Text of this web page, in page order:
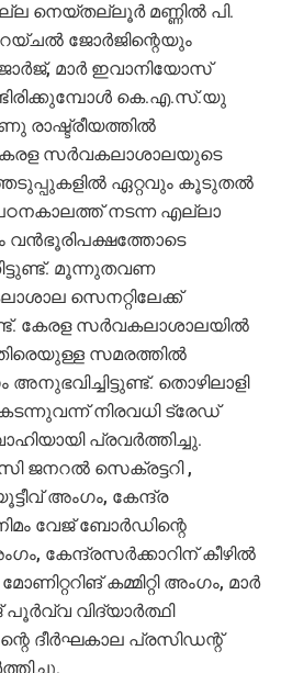
നെയ്തല്ലൂർ മണ്ണിൽ പി.
ജോർജിന്റെയും
മാർ ഇവാനിയോസ്
കെ.എ.സ്‌.യു
രാഷ്ട്രീയത്തിൽ
‍കേരള സര്‍വകലാശാലയുടെ
ഏറ്റവും കൂടുതൽ
നടന്ന എല്ലാ
വന്‍ഭൂരിപക്ഷത്തോടെ
മൂന്നുതവണ
സെനറ്റിലേക്ക്
കേരള സർവകലാശാലയിൽ
സമരത്തിൽ
തൊഴിലാളി
നിരവധി ട്രേഡ്
പ്രവര്‍ത്തിച്ചു.
ജനറൽ സെക്രട്ടറി ,
അംഗം, കേന്ദ്ര
വേജ് ബോർഡിന്റെ
കേന്ദ്രസർക്കാറിന് കീഴിൽ
കമ്മിറ്റി അംഗം, മാർ
വിദ്യാർത്ഥി
ദീർഘകാല പ്രസിഡന്റ്